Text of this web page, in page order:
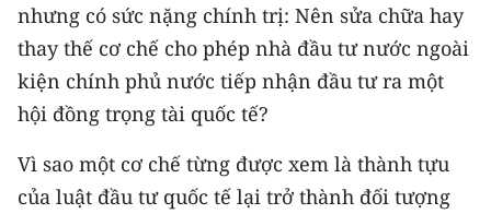
Media Thể thao
Media Giáo dục
Media Khoa học - Công nghệ
nhưng có sức nặng chính trị: Nên sửa chữa hay
thay thế cơ chế cho phép nhà đầu tư nước ngoài
kiện chính phủ nước tiếp nhận đầu tư ra một
hội đồng trọng tài quốc tế?
Vì sao một cơ chế từng được xem là thành tựu
của luật đầu tư quốc tế lại trở thành đối tượng